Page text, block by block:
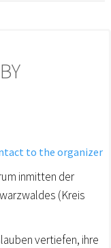
to the organizer
inmitten der
(Kreis
vertiefen, ihre